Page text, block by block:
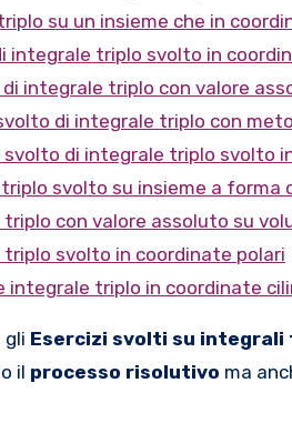
su un insieme che in
integrale triplo svolto in
di integrale triplo con valore
di integrale triplo con
svolto di integrale triplo svolto
triplo svolto su insieme a forma
triplo con valore assoluto su
triplo svolto in coordinate polari
integrale triplo in coordinate
gli Esercizi svolti su integrali
il processo risolutivo ma